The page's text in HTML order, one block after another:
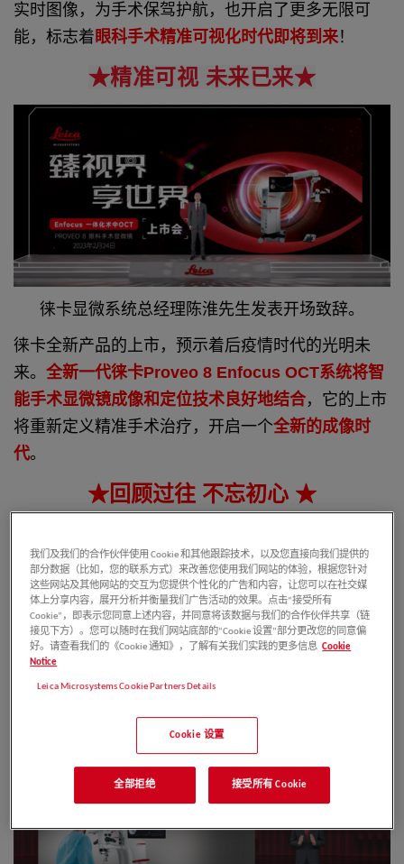
实时图像，为手术保驾护航，也开启了更多无限可
能，标志着 眼科手术精准可视化时代即将到来！
★精准可视 未来已来★
徕卡显微系统总经理陈淮先生发表开场致辞。
徕卡全新产品的上市，预示着后疫情时代的光明未
来。 全新一代徕卡Proveo 8 Enfocus OCT系统将智
能手术显微镜成像和定位技术良好地结合，它的上市
将重新定义精准手术治疗，开启一个全新的成像时
代。
★回顾过往 不忘初心 ★
年代中期全球首款同步四光路眼科手术显微镜
M840，到2018年Proveo 8登陆中国，一直带给我们
惊喜。如今，全新一代Proveo 8 Enfocus OCT系统
上市，将再一次帮助眼科医生突破光学极限，实现精
准手术治疗。
我们及我们的合作伙伴使用 Cookie 和其他跟踪技术，以及您直接向我们提供的
部分数据（比如，您的联系方式）来改善您使用我们网站的体验，根据您针对
这些网站及其他网站的交互为您提供个性化的广告和内容，让您可以在社交媒
体上分享内容，展开分析并衡量我们广告活动的效果。点击“接受所有
Cookie”，即表示您同意上述内容，并同意将该数据与我们的合作伙伴共享（链
接见下方）。您可以随时在我们网站底部的“Cookie 设置”部分更改您的同意偏
好。请查看我们的《Cookie 通知》，了解有关我们实践的更多信息 Cookie
Notice
Leica Microsystems Cookie Partners Details
Cookie 设置
全部拒绝 接受所有 Cookie